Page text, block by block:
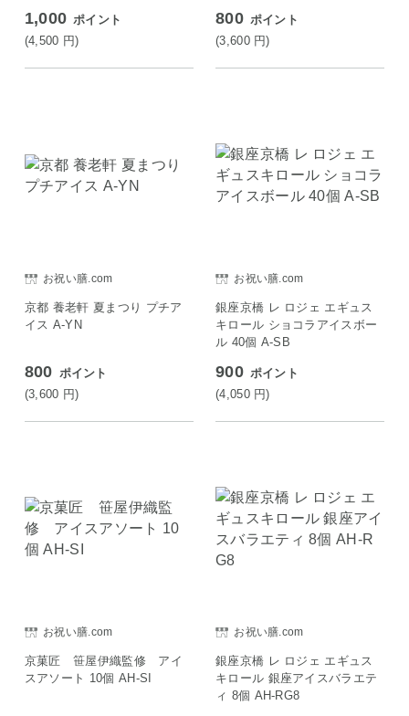
1,000 ポイント
(4,500 円)
800 ポイント
(3,600 円)
お祝い膳.com
京都 養老軒 夏まつり プチア
イス A-YN
800 ポイント
(3,600 円)
お祝い膳.com
銀座京橋 レ ロジェ エギュス
キロール ショコラアイスボー
ル 40個 A-SB
900 ポイント
(4,050 円)
お祝い膳.com
京菓匠 笹屋伊織監修 アイ
スアソート 10個 AH-SI
お祝い膳.com
銀座京橋 レ ロジェ エギュス
キロール 銀座アイスバラエテ
ィ 8個 AH-RG8